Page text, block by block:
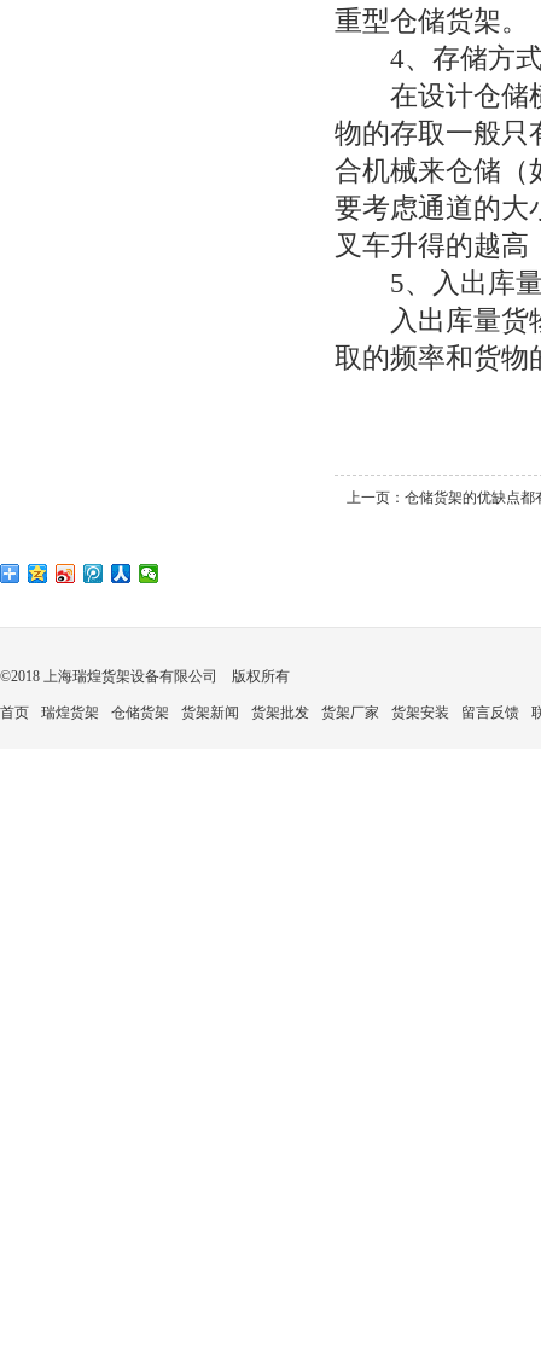
重型仓储货架。
4、存储方
在设计仓储横
物的存取一般只
合机械来仓储（
要考虑通道的大
叉车升得的越
5、入出库
入出库量货物
取的频率和货物
上一页： 仓储货架的优缺点都
©2018 上海瑞煌货架设备有限公司 版权所有
首页 瑞煌货架 仓储货架 货架新闻 货架批发 货架厂家 货架安装 留言反馈